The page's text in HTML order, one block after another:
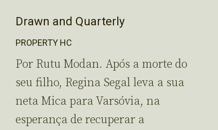
Drawn and Quarterly
PROPERTY HC
Por Rutu Modan. Após a morte do
seu filho, Regina Segal leva a sua
neta Mica para Varsóvia, na
esperança de recuperar a